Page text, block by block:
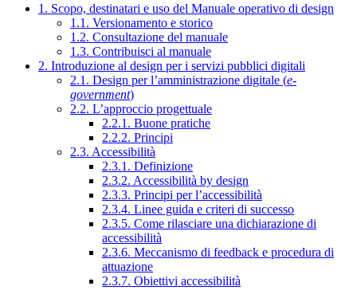
1. Scopo, destinatari e uso del Manuale operativo di design
1.1. Versionamento e storico
1.2. Consultazione del manuale
1.3. Contribuisci al manuale
2. Introduzione al design per i servizi pubblici digitali
2.1. Design per l’amministrazione digitale (e-
government)
2.2. L’approccio progettuale
2.2.1. Buone pratiche
2.2.2. Principi
2.3. Accessibilità
2.3.1. Definizione
2.3.2. Accessibilità by design
2.3.3. Principi per l’accessibilità
2.3.4. Linee guida e criteri di successo
2.3.5. Come rilasciare una dichiarazione di
accessibilità
2.3.6. Meccanismo di feedback e procedura di
attuazione
2.3.7. Obiettivi accessibilità